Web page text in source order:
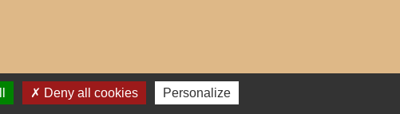
Deny all cookies Personalize